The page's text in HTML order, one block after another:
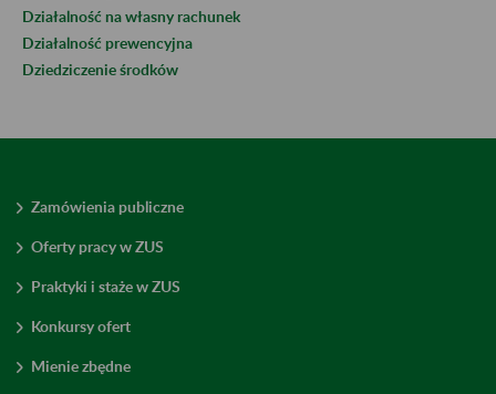
Działalność na własny rachunek
Działalność prewencyjna
Dziedziczenie środków
Zamówienia publiczne
Oferty pracy w ZUS
Praktyki i staże w ZUS
Konkursy ofert
Mienie zbędne